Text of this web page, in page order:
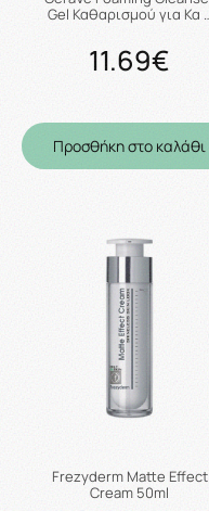
Gel Καθαρισμού για Κα
11.69€
Προσθήκη στο καλάθι
Frezyderm Matte Effect
Cream 50ml